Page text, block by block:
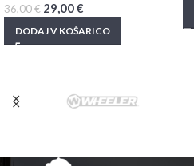
36,00€ 29,00€
DODAJ V KOŠARICO